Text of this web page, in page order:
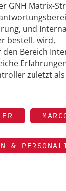
GNH Matrix-
und
bestellt wird,
den Bereich
zuletzt als
&